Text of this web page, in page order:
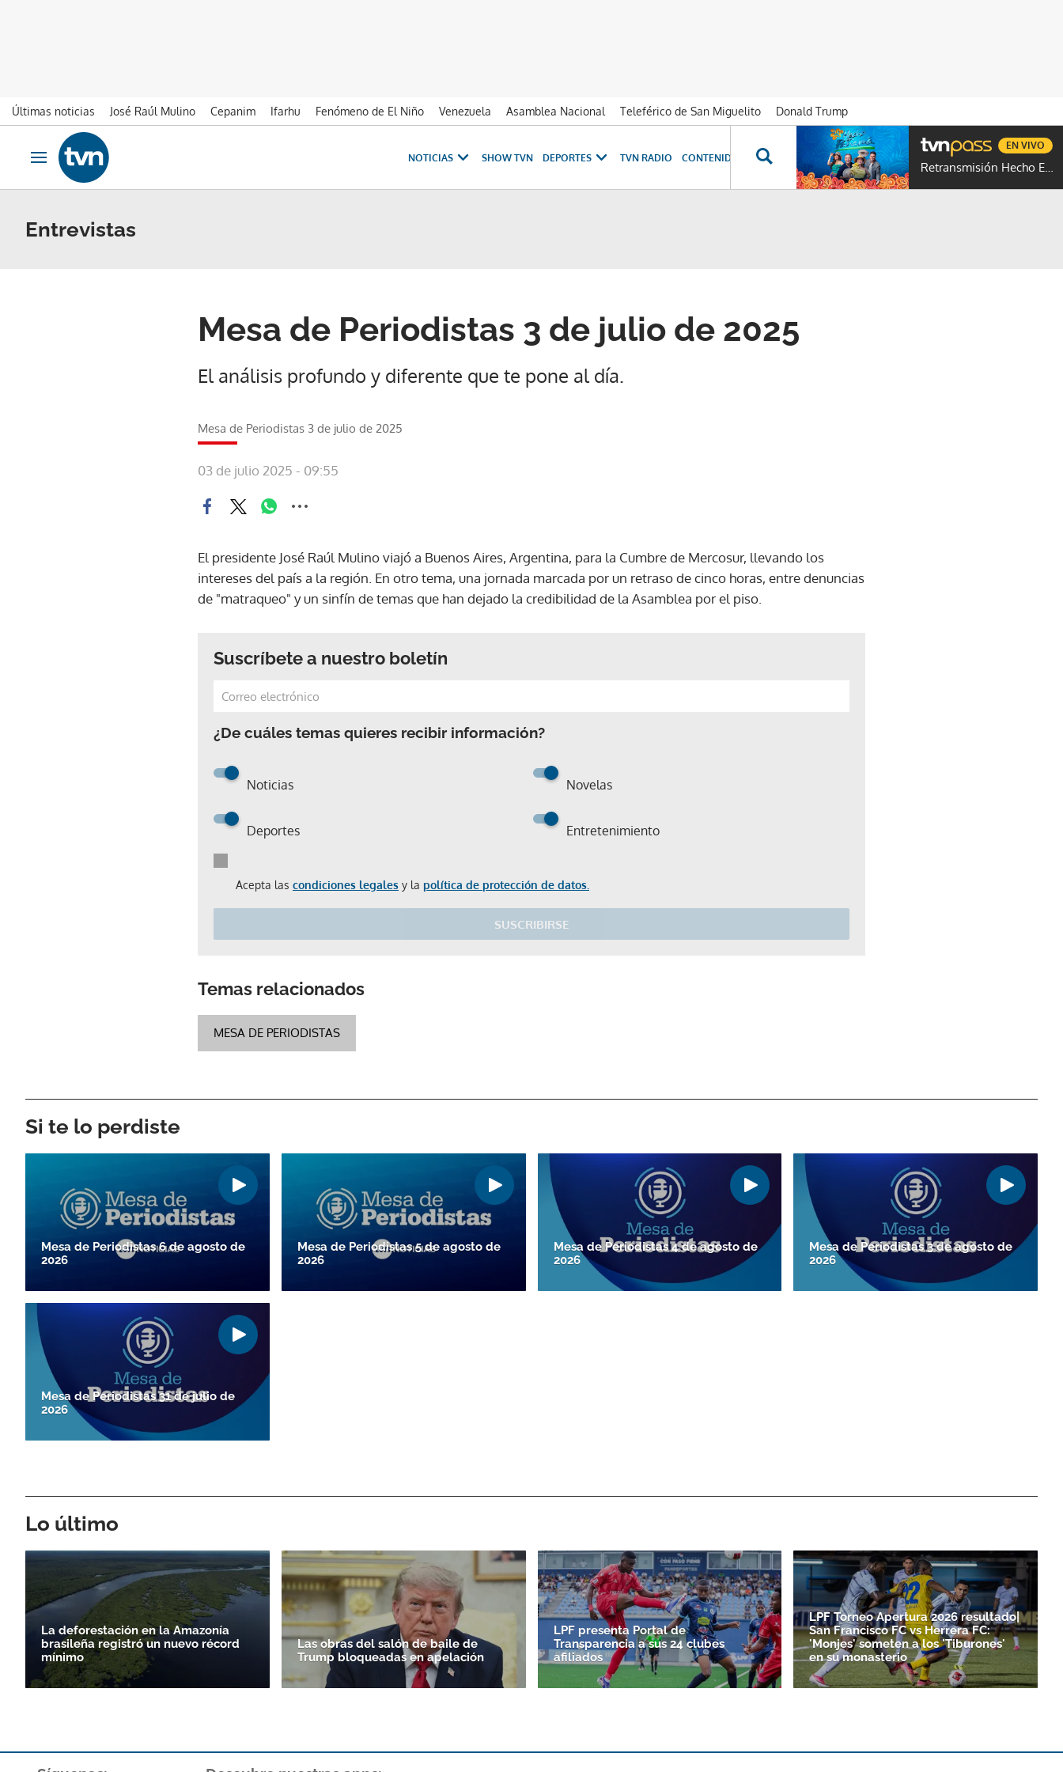
Últimas noticias José Raúl Mulino Cepanim Ifarhu Fenómeno de El Niño Venezuela Asamblea Nacional Teleférico de San Miguelito
Donald Trump
Ir al contenido
Obrir navegació
NOTICIAS SHOW TVN DEPORTES TVN RADIO CONTENIDOS ESPECIALES NOVELAS PROGRAMAS GENTE TVN
Retransmisión Hecho En Panamá
EN VIVO
Entrevistas
Mesa de Periodistas 3 de julio de 2025
El análisis profundo y diferente que te pone al día.
Mesa de Periodistas 3 de julio de 2025
03 de julio 2025 - 09:55
El presidente José Raúl Mulino viajó a Buenos Aires, Argentina, para la Cumbre de Mercosur, llevando los
intereses del país a la región. En otro tema, una jornada marcada por un retraso de cinco horas, entre denuncias
de "matraqueo" y un sinfín de temas que han dejado la credibilidad de la Asamblea por el piso.
Suscríbete a nuestro boletín
¿De cuáles temas quieres recibir información?
Noticias Novelas
Deportes Entretenimiento
Acepta las condiciones legales y la política de protección de datos.
SUSCRIBIRSE
Temas relacionados
MESA DE PERIODISTAS
Si te lo perdiste
Mesa de Periodistas 6 de agosto de
2026
Mesa de Periodistas 5 de agosto de
2026
Mesa de Periodistas 4 de agosto de
2026
Mesa de Periodistas 3 de agosto de
2026
Mesa de Periodistas 31 de julio de
2026
Lo último
La deforestación en la Amazonía
brasileña registró un nuevo récord
mínimo
Las obras del salón de baile de
Trump bloqueadas en apelación
LPF presenta Portal de
Transparencia a sus 24 clubes
afiliados
LPF Torneo Apertura 2026 resultado|
San Francisco FC vs Herrera FC:
'Monjes' someten a los 'Tiburones'
en su monasterio